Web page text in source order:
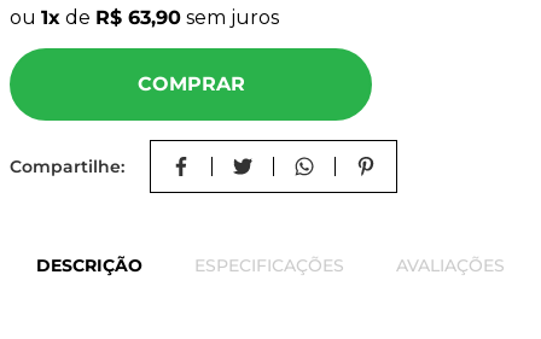
ambientes que exigem fácil higienização. Com
acabamento, é uma solução eficiente para otimizar o
processo de produção de móveis, garantindo praticidade
e uniformidade.
Características do Produto:
proporcionando um toque diferenciado e moderno;
ou 1 de R$ 63,90 sem juros
COMPRAR
Compartilhe:
DESCRIÇÃO ESPECIFICAÇÕES AVALIAÇÕES